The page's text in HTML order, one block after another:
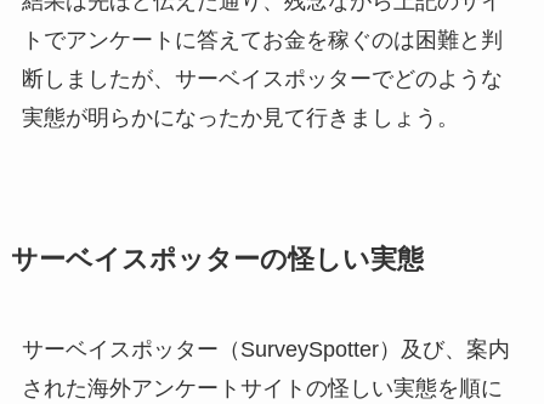
トでアンケートに答えてお金を稼ぐのは困難と判
断しましたが、サーベイスポッターでどのような
実態が明らかになったか見て行きましょう。
サーベイスポッターの怪しい実態
サーベイスポッター（SurveySpotter）及び、案内
された海外アンケートサイトの怪しい実態を順に